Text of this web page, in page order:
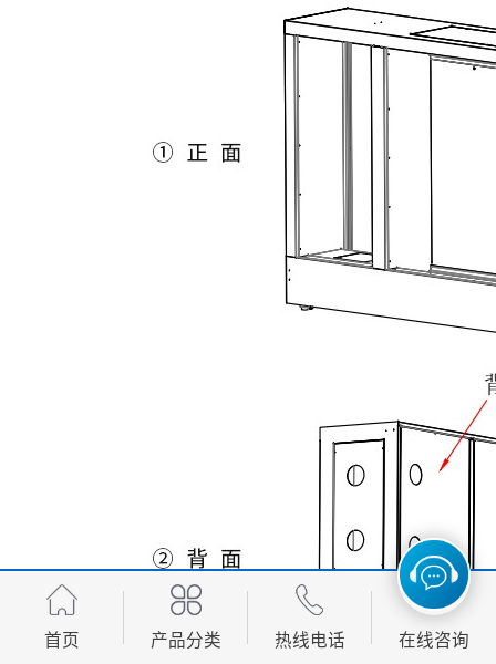
首页 产品分类 热线电话 在线咨询